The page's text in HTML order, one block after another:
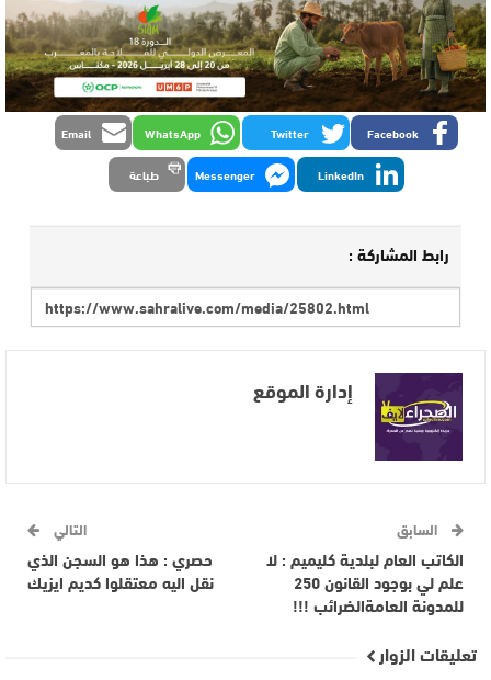
Facebook
Twitter
WhatsApp
Email
LinkedIn
Messenger طباعة
رابط المشاركة :
إدارة الموقع
السابق
الكاتب العام لبلدية كليميم : لا
علم لي بوجود القانون 250
للمدونة العامةالضرائب !!!
التالي
حصري : هذا هو السجن الذي
نقل اليه معتقلوا كديم ايزيك
تعليقات الزوار